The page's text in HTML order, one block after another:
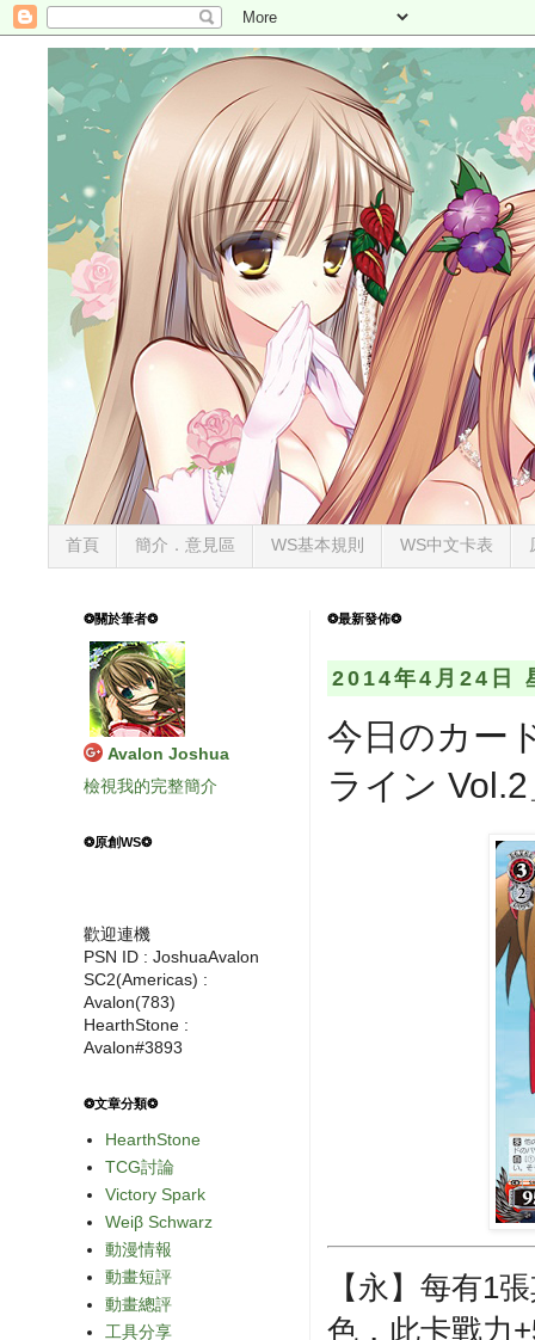
首頁 簡介．意見區 WS基本規則 WS中文卡表
❂最新發佈❂
2014年4月24日
今日のカー
ライン
【永】每有1
色，此卡戰力
❂關於筆者❂
Avalon Joshua
檢視我的完整簡介
❂原創WS❂
歡迎連機
PSN ID : JoshuaAvalon
SC2(Americas) :
Avalon(783)
HearthStone :
Avalon#3893
❂文章分類❂
HearthStone
TCG討論
Victory Spark
Weiβ Schwarz
動漫情報
動畫短評
動畫總評
工具分享